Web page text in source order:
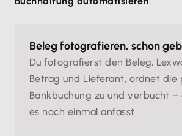
Beleg fotografieren, schon
Du fotografierst den Beleg,
Betrag und Lieferant, ordnet die
Bankbuchung zu und verbucht –
es noch einmal anfasst.